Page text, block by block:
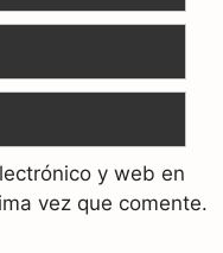
y web en
vez que comente.